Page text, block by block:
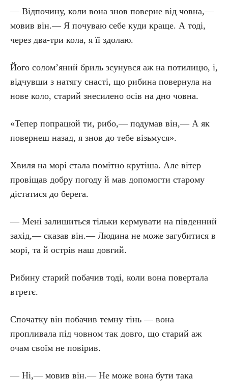
— Відпочину, коли вона знов поверне від човна,—
мовив він.— Я почуваю себе куди краще. А тоді,
через два-три кола, я її здолаю.
Його солом’яний бриль зсунувся аж на потилицю, і,
відчувши з натягу снасті, що рибина повернула на
нове коло, старий знесилено осів на дно човна.
«Тепер попрацюй ти, рибо,— подумав він,— А як
повернеш назад, я знов до тебе візьмуся».
Хвиля на морі стала помітно крутіша. Але вітер
провіщав добру погоду й мав допомогти старому
дістатися до берега.
— Мені залишиться тільки кермувати на південний
захід,— сказав він.— Людина не може загубитися в
морі, та й острів наш довгий.
Рибину старий побачив тоді, коли вона повертала
втретє.
Спочатку він побачив темну тінь — вона
пропливала під човном так довго, що старий аж
очам своїм не повірив.
— Ні,— мовив він.— Не може вона бути така